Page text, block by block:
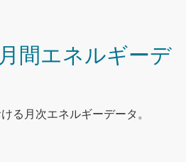
月間エネルギーデ
る月次エネルギーデータ。